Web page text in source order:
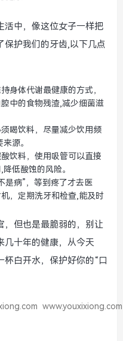
活中，像这位女子一样把
保护我们的牙齿,以下几点
身体代谢最健康的方式，
中的食物残渣,减少细菌滋
喝饮料，尽量减少饮用频
源。
饮料，使用吸管可以直接
低酸蚀的风险。
是病”，等到疼了才去医
，定期洗牙和检查,能及时
，但也是最脆弱的，别让
几十年的健康，从今天
白开水，保护好你的“口
www.youxixiong.com